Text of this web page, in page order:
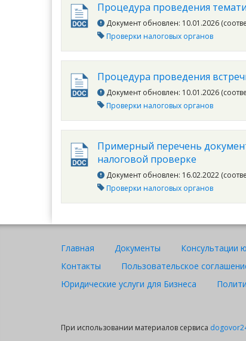
Процедура проведения
Документ обновлен: 10.01.2026
Проверки налоговых органов
Процедура проведения
Документ обновлен: 10.01.2026
Проверки налоговых органов
Примерный перечень
налоговой проверке
Документ обновлен: 16.02.2022
Проверки налоговых органов
Главная Документы Консультации
Контакты
Пользовательское
Юридические услуги для Бизнеса
При использовании материалов сервиса